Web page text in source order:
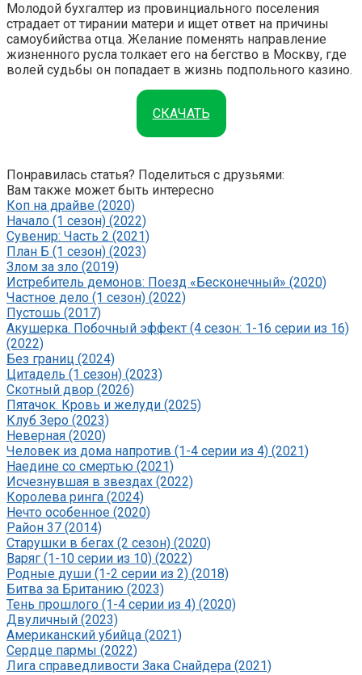
Молодой бухгалтер из провинциального поселения
страдает от тирании матери и ищет ответ на причины
самоубийства отца. Желание поменять направление
жизненного русла толкает его на бегство в Москву, где
волей судьбы он попадает в жизнь подпольного казино.
СКАЧАТЬ
Понравилась статья? Поделиться с друзьями:
Вам также может быть интересно
Коп на драйве (2020)
Начало (1 сезон) (2022)
Сувенир: Часть 2 (2021)
План Б (1 сезон) (2023)
Злом за зло (2019)
Истребитель демонов: Поезд «Бесконечный» (2020)
Частное дело (1 сезон) (2022)
Пустошь (2017)
Акушерка. Побочный эффект (4 сезон: 1-16 серии из 16)
(2022)
Без границ (2024)
Цитадель (1 сезон) (2023)
Скотный двор (2026)
Пятачок. Кровь и желуди (2025)
Клуб Зеро (2023)
Неверная (2020)
Человек из дома напротив (1-4 серии из 4) (2021)
Наедине со смертью (2021)
Исчезнувшая в звездах (2022)
Королева ринга (2024)
Нечто особенное (2020)
Район 37 (2014)
Старушки в бегах (2 сезон) (2020)
Варяг (1-10 серии из 10) (2022)
Родные души (1-2 серии из 2) (2018)
Битва за Британию (2023)
Тень прошлого (1-4 серии из 4) (2020)
Двуличный (2023)
Американский убийца (2021)
Сердце пармы (2022)
Лига справедливости Зака Снайдера (2021)